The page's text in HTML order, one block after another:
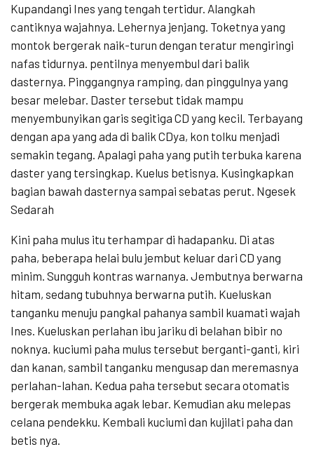
Kupandangi Ines yang tengah tertidur. Alangkah
cantiknya wajahnya. Lehernya jenjang. Toketnya yang
montok bergerak naik-turun dengan teratur mengiringi
nafas tidurnya. pentilnya menyembul dari balik
dasternya. Pinggangnya ramping, dan pinggulnya yang
besar melebar. Daster tersebut tidak mampu
menyembunyikan garis segitiga CD yang kecil. Terbayang
dengan apa yang ada di balik CDya, kon tolku menjadi
semakin tegang. Apalagi paha yang putih terbuka karena
daster yang tersingkap. Kuelus betisnya. Kusingkapkan
bagian bawah dasternya sampai sebatas perut. Ngesek
Sedarah
Kini paha mulus itu terhampar di hadapanku. Di atas
paha, beberapa helai bulu jembut keluar dari CD yang
minim. Sungguh kontras warnanya. Jembutnya berwarna
hitam, sedang tubuhnya berwarna putih. Kueluskan
tanganku menuju pangkal pahanya sambil kuamati wajah
Ines. Kueluskan perlahan ibu jariku di belahan bibir no
noknya. kuciumi paha mulus tersebut berganti-ganti, kiri
dan kanan, sambil tanganku mengusap dan meremasnya
perlahan-lahan. Kedua paha tersebut secara otomatis
bergerak membuka agak lebar. Kemudian aku melepas
celana pendekku. Kembali kuciumi dan kujilati paha dan
betis nya.